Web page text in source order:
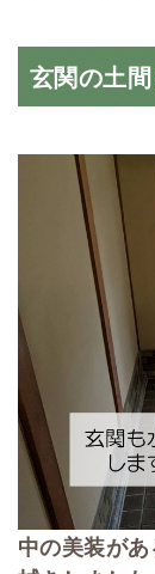
玄関の土間
中の美装が